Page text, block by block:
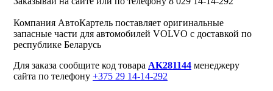
Компания АвтоКартель поставляет оригинальные
запасные части для автомобилей VOLVO с доставкой по
республике Беларусь
Для заказа сообщите код товара AK281144 менеджеру
сайта по телефону +375 29 14-14-292